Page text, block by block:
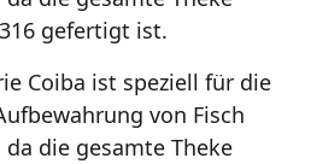
gefertigt ist.
Coiba ist speziell für die
von Fisch
die gesamte Theke